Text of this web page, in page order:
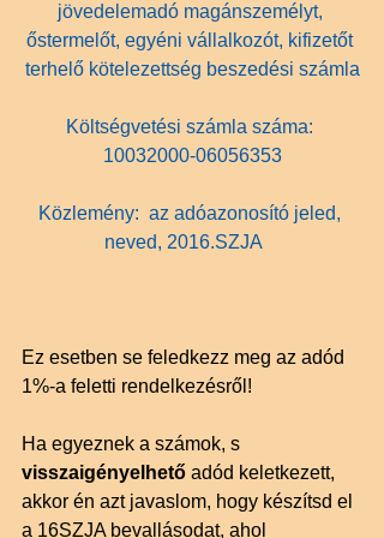
jövedelemadó magánszemélyt,
őstermelőt, egyéni vállalkozót, kifizetőt
terhelő kötelezettség beszedési számla
Költségvetési számla száma:
10032000-06056353
​Közlemény​:  az adóazonosító jeled,
neved, 2016.SZJA
Ez esetben se feledkezz meg az adód
1%-a feletti rendelkezésről!
Ha egyeznek a számok, s
visszaigényelhető adód keletkezett,
akkor én azt javaslom, hogy készítsd el
a 16SZJA bevallásodat, ahol